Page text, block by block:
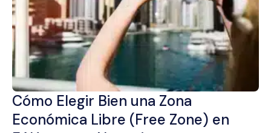
Cómo Elegir Bien una Zona
Económica Libre (Free Zone) en